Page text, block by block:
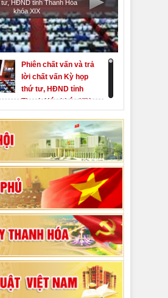
HĐND tỉnh Thanh Hóa
khóa XIX
Phiên chất vấn và trả
lời chất vấn Kỳ họp
thứ tư, HĐND tỉnh
Thanh Hóa khóa XIX
Khai mạc kỳ họp thứ
Nhất, Quốc hội khóa
Hướng dẫn quy trình
bỏ phiếu bầu cử
ĐBQH khoá XVI và
đại biểu HĐND các
cấp nhiệm kỳ 2026-
80 năm Quốc hội Việt
Nam: vì lợi ích Nhân
dân, vì sự phát triển
của đất nước
Bộ Chính trị duyệt nội
dung Đại hội đại biểu
Đảng bộ tỉnh Thanh
Hóa lần thứ XX,